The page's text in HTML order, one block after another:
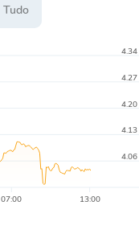
Tudo
07:00 13:00
4.06
4.13
4.20
4.27
4.34